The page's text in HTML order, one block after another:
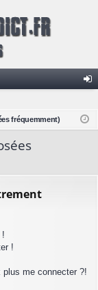
ne
fréquemment)
!
!
me connecter ?!